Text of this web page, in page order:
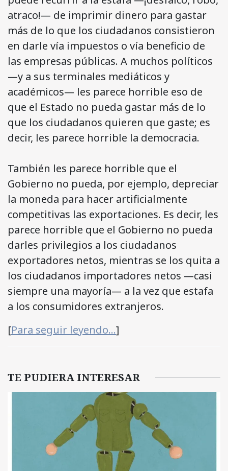
atraco!— de imprimir dinero para gastar
más de lo que los ciudadanos consistieron
en darle vía impuestos o vía beneficio de
las empresas públicas. A muchos políticos
—y a sus terminales mediáticos y
académicos— les parece horrible eso de
que el Estado no pueda gastar más de lo
que los ciudadanos quieren que gaste; es
decir, les parece horrible la democracia.
También les parece horrible que el
Gobierno no pueda, por ejemplo, depreciar
la moneda para hacer artificialmente
competitivas las exportaciones. Es decir, les
parece horrible que el Gobierno no pueda
darles privilegios a los ciudadanos
exportadores netos, mientras se los quita a
los ciudadanos importadores netos —casi
siempre una mayoría— a la vez que estafa
a los consumidores extranjeros.
[Para seguir leyendo…]
TE PUDIERA INTERESAR